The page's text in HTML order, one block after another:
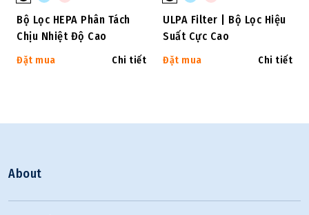
Bộ Lọc HEPA Phân Tách
Chịu Nhiệt Độ Cao
Đặt mua Chi tiết
ULPA Filter | Bộ Lọc Hiệu
Suất Cực Cao
Đặt mua Chi tiết
About